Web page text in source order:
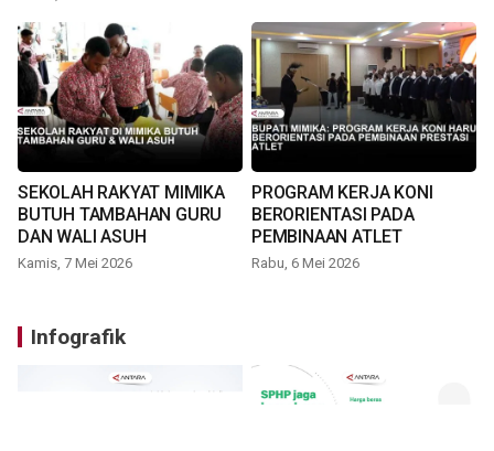
SEKOLAH RAKYAT MIMIKA
BUTUH TAMBAHAN GURU
DAN WALI ASUH
Kamis, 7 Mei 2026
PROGRAM KERJA KONI
BERORIENTASI PADA
PEMBINAAN ATLET
Rabu, 6 Mei 2026
Infografik